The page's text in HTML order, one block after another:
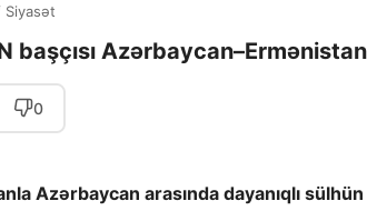
Siyasət
başçısı
0
Azərbaycan arasında dayanıqlı